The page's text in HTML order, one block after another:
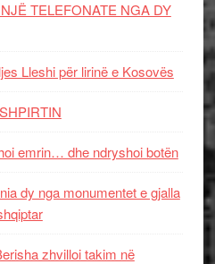
TELEFONATE NGA DY
Lleshi për lirinë e Kosovës
emrin… dhe ndryshoi botën
dy nga monumentet e gjalla
zhvilloi takim në